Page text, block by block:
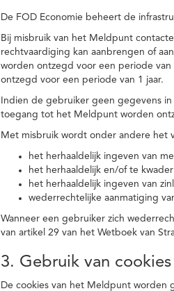
De FOD Economie beheert de
Bij misbruik van het Meldpunt
rechtvaardiging kan aanbrengen of
worden ontzegd voor een periode
ontzegd voor een periode van 1 jaar.
Indien de gebruiker geen gegevens
toegang tot het Meldpunt worden
Met misbruik wordt onder andere het
het herhaaldelijk ingeven van
het herhaaldelijk en/of te
het herhaaldelijk ingeven van
wederrechtelijke aanmatiging
Wanneer een gebruiker zich
van artikel 29 van het Wetboek van
3. Gebruik van cookies
De cookies van het Meldpunt worden